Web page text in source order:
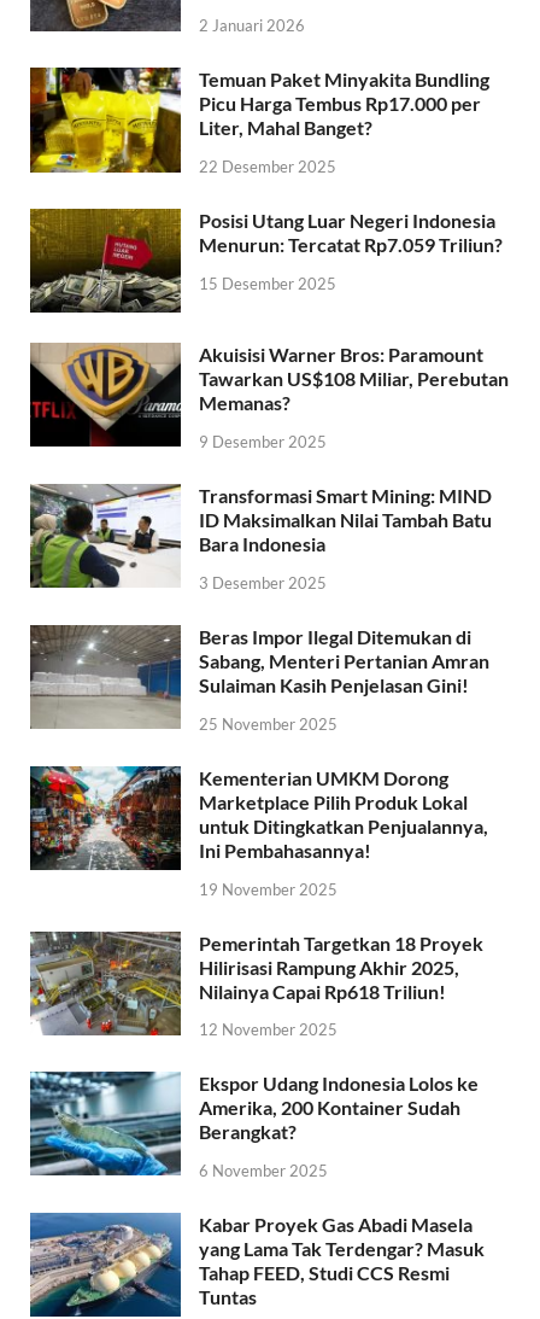
2 Januari 2026
Temuan Paket Minyakita Bundling
Picu Harga Tembus Rp17.000 per
Liter, Mahal Banget?
22 Desember 2025
Posisi Utang Luar Negeri Indonesia
Menurun: Tercatat Rp7.059 Triliun?
15 Desember 2025
Akuisisi Warner Bros: Paramount
Tawarkan US$108 Miliar, Perebutan
Memanas?
9 Desember 2025
Transformasi Smart Mining: MIND
ID Maksimalkan Nilai Tambah Batu
Bara Indonesia
3 Desember 2025
Beras Impor Ilegal Ditemukan di
Sabang, Menteri Pertanian Amran
Sulaiman Kasih Penjelasan Gini!
25 November 2025
Kementerian UMKM Dorong
Marketplace Pilih Produk Lokal
untuk Ditingkatkan Penjualannya,
Ini Pembahasannya!
19 November 2025
Pemerintah Targetkan 18 Proyek
Hilirisasi Rampung Akhir 2025,
Nilainya Capai Rp618 Triliun!
12 November 2025
Ekspor Udang Indonesia Lolos ke
Amerika, 200 Kontainer Sudah
Berangkat?
6 November 2025
Kabar Proyek Gas Abadi Masela
yang Lama Tak Terdengar? Masuk
Tahap FEED, Studi CCS Resmi
Tuntas